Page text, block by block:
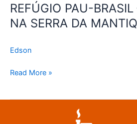
REFÚGIO PAU-
NA SERRA DA
Edson
Read More »